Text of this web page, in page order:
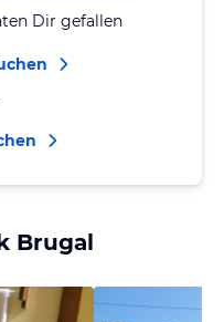
Dir gefallen
Brugal